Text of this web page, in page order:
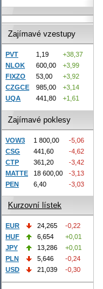
Zajímavé vzestupy
PVT 1,19
+38,37
NLOK
600,00
+3,99
FIXZO
53,00
+3,92
CZGCE
985,00
+3,14
UQA
441,80 +1,61
Zajímavé poklesy
VOW3 1 800,00
-5,06
CSG
441,60
-4,62
CTP
361,20
-3,42
MATTE
18 600,00
-3,13
PEN
6,40 -3,03
Kurzovní lístek
EUR 24,265
-0,22
HUF
6,654
+0,01
JPY
13,286
+0,01
PLN
5,646
-0,24
USD
21,039 -0,30